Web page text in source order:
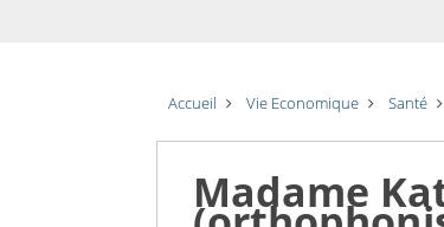
Accueil Vie Economique Santé
Madame